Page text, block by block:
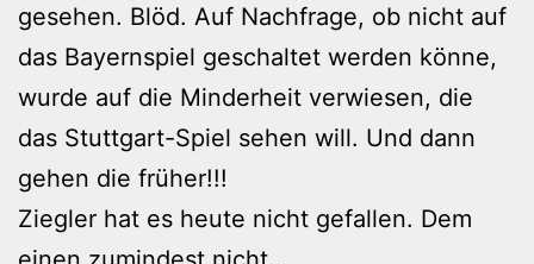
gesehen. Blöd. Auf Nachfrage, ob nicht auf
das Bayernspiel geschaltet werden könne,
wurde auf die Minderheit verwiesen, die
das Stuttgart-Spiel sehen will. Und dann
gehen die früher!!!
Ziegler hat es heute nicht gefallen. Dem